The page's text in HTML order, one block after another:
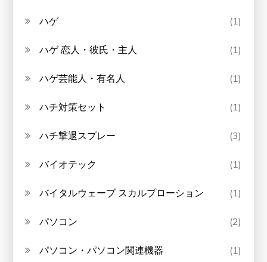
ハゲ (1)
ハゲ 恋人・彼氏・主人 (1)
ハゲ芸能人・有名人 (1)
ハチ対策セット (1)
ハチ撃退スプレー (3)
バイオテック (1)
バイタルウェーブ スカルプローション (1)
パソコン (2)
パソコン・パソコン関連機器 (1)